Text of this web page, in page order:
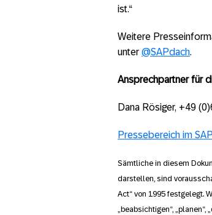
ist.“
Weitere
unter @SAPdach.
Ansprechpartner für
Dana Rösiger, +49
Pressebereich im
Sämtliche in diesem
darstellen, sind
Act“ von 1995 festgelegt.
„beabsichtigen“, „planen“,